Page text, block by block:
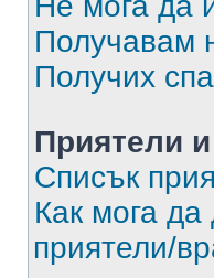
Получавам
Получих
Приятели
Списък
Как мога
приятели/